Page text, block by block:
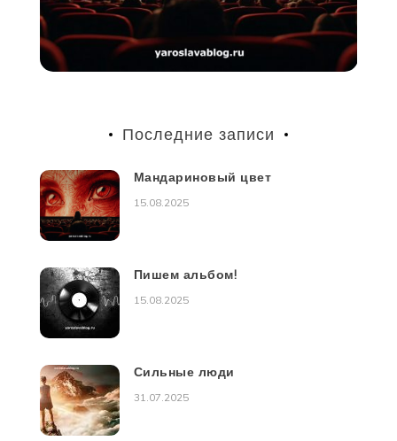
Последние записи
Мандариновый цвет
15.08.2025
Пишем альбом!
15.08.2025
Сильные люди
31.07.2025